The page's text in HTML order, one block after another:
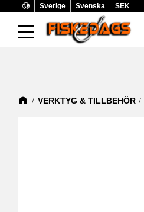
Sverige Svenska SEK
VERKTYG & TILLBEHÖR